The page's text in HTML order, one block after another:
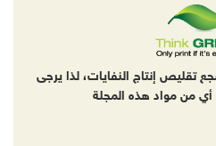
تقليص إنتاج النفايات، لذا يرجى
أي من مواد هذه المجلة